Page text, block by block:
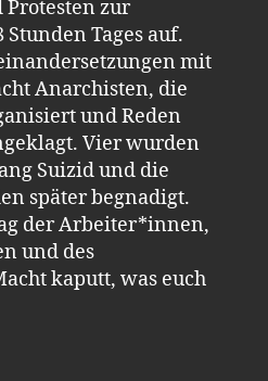
zur
Tages auf.
mit
Anarchisten, die
und Reden
Vier wurden
Suizid und die
später begnadigt.
der Arbeiter*innen,
und des
kaputt, was euch